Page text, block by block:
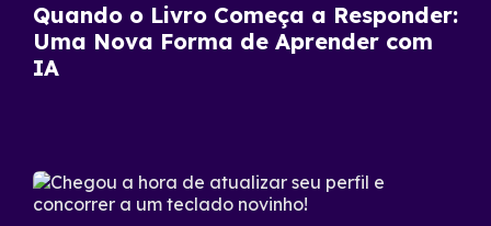
Quando o Livro Começa a Responder:
Uma Nova Forma de Aprender com
IA